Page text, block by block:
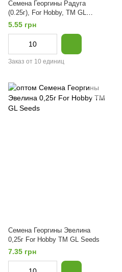
Семена Георгины Радуга
(0.25г), For Hobby, TM GL
Seeds
5.55 грн
Заказ от 10 единиц
Семена Георгины Эвелина
0,25г For Hobby TM GL Seeds
7.35 грн